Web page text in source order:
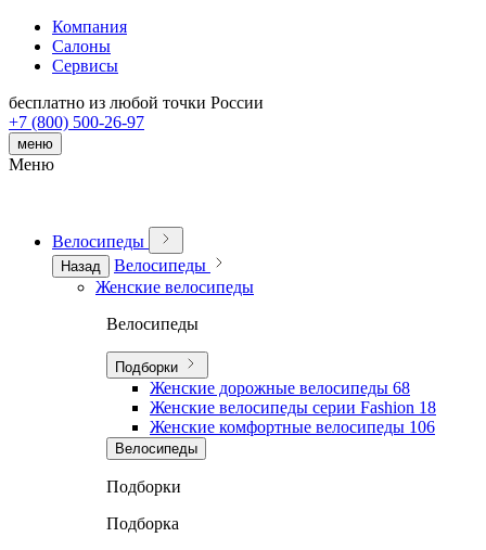
Компания
Салоны
Сервисы
бесплатно из любой точки России
+7 (800) 500-26-97
меню
Меню
Велосипеды
Назад
Велосипеды
Женские велосипеды
Велосипеды
Подборки
Женские дорожные велосипеды 68
Женские велосипеды серии Fashion 18
Женские комфортные велосипеды 106
Велосипеды
Подборки
Подборка